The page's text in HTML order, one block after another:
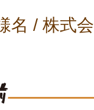
名 / 株式